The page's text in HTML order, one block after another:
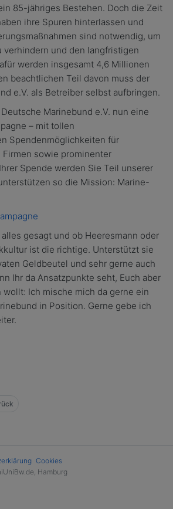
85-jähriges Bestehen. Doch die Zeit
ihre Spuren hinterlassen und
sind notwendig, um
verhindern und den langfristigen
werden insgesamt 4,6 Millionen
beachtlichen Teil davon muss der
e.V. als Betreiber selbst aufbringen.
Marinebund e.V. nun eine
– mit tollen
Spendenmöglichkeiten für
sowie prominenter
Spende werden Sie Teil unserer
so die Mission: Marine-
gesagt und ob Heeresmann oder
ist die richtige. Unterstützt sie
Geldbeutel und sehr gerne auch
Ihr da Ansatzpunkte seht, Euch aber
Ich mische mich da gerne ein
in Position. Gerne gebe ich
Cookies
Hamburg